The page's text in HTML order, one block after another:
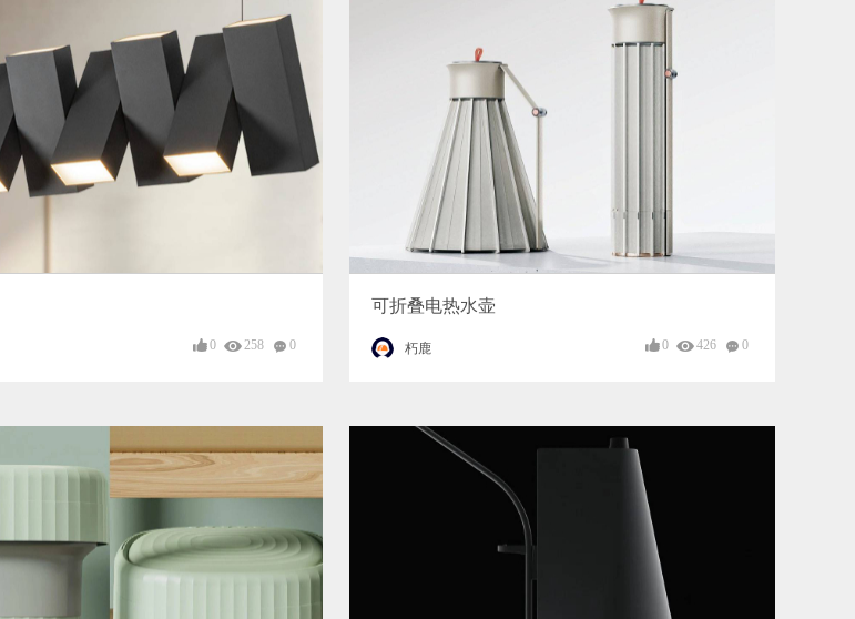
0 258 0
可折叠电热水壶
朽鹿 0 426 0